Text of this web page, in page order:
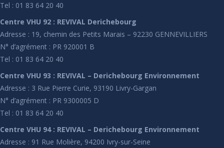
Tel : 01 83 64 20 40
Centre VHU 92 : REVIVAL Derichebourg
Adresse : 19, chemin des Petits Marais – 92230 GENNEVILLIERS
N° d’agrément : PR 920001 B
Tel : 01 83 64 20 40
Centre VHU 93 : REVIVAL – Derichebourg Environnement
Adresse : 3 Rue Pierre Curie, 93190 Livry-Gargan
N° d’agrément : PR 9300005 D
Tel : 01 83 64 20 40
Centre VHU 94 : REVIVAL – Derichebourg Environnement
Adresse : 91 Rue Molière, 94200 Ivry-sur-Seine